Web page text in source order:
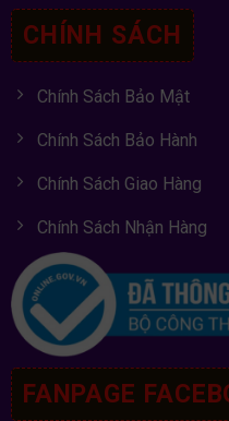
CHÍNH SÁCH
Chính Sách Bảo Mật
Chính Sách Bảo Hành
Chính Sách Giao Hàng
Chính Sách Nhận Hàng
FANPAGE